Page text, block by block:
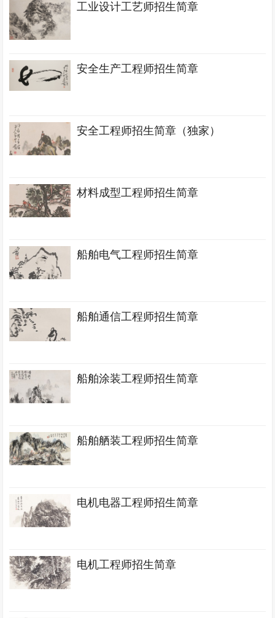
工业设计工艺师招生简章
安全生产工程师招生简章
安全工程师招生简章（独家）
材料成型工程师招生简章
船舶电气工程师招生简章
船舶通信工程师招生简章
船舶涂装工程师招生简章
船舶舾装工程师招生简章
电机电器工程师招生简章
电机工程师招生简章